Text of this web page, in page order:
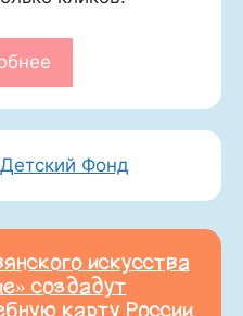
искусства
создадут
карту России